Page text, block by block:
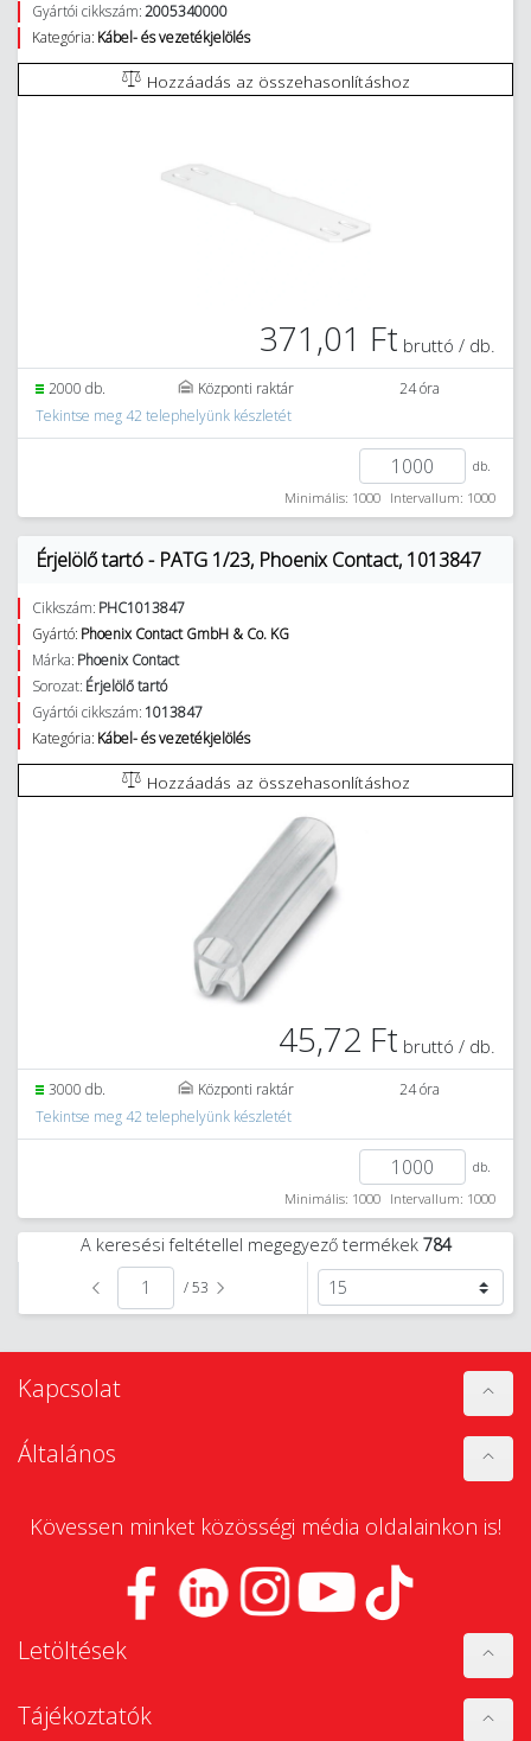
Gyártói cikkszám:2005340000
Kategória: Kábel- és vezetékjelölés
Hozzáadás az összehasonlításhoz
371,01 Ft bruttó / db.
2000 db. Központi raktár
24 óra
Tekintse meg 42 telephelyünk készletét
db.
Minimális: 1000 Intervallum: 1000
Érjelölő tartó - PATG 1/23, Phoenix Contact, 1013847
Cikkszám: PHC1013847
Gyártó: Phoenix Contact GmbH & Co. KG
Márka: Phoenix Contact
Sorozat: Érjelölő tartó
Gyártói cikkszám: 1013847
Kategória: Kábel- és vezetékjelölés
Hozzáadás az összehasonlításhoz
45,72 Ft bruttó / db.
3000 db. Központi raktár
24 óra
Tekintse meg 42 telephelyünk készletét
db.
Minimális: 1000 Intervallum: 1000
A keresési feltétellel megegyező termékek 784
/ 53
Kapcsolat
Általános
Kövessen minket közösségi média oldalainkon is!
Letöltések
Tájékoztatók